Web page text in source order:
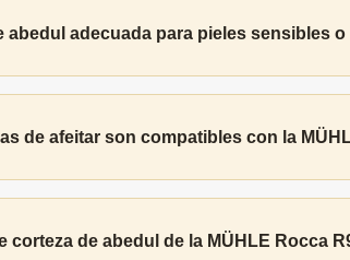
adecuada para pieles sensibles
de afeitar son compatibles con la
corteza de abedul de la MÜHLE Rocca